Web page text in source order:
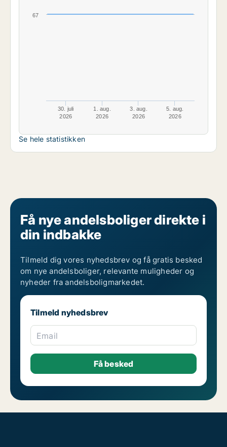
30. juli
2026
1. aug.
2026
3. aug.
2026
5. aug.
2026
67
Se hele statistikken
Få nye andelsboliger direkte i
din indbakke
Tilmeld dig vores nyhedsbrev og få gratis besked
om nye andelsboliger, relevante muligheder og
nyheder fra andelsboligmarkedet.
Tilmeld nyhedsbrev
Email